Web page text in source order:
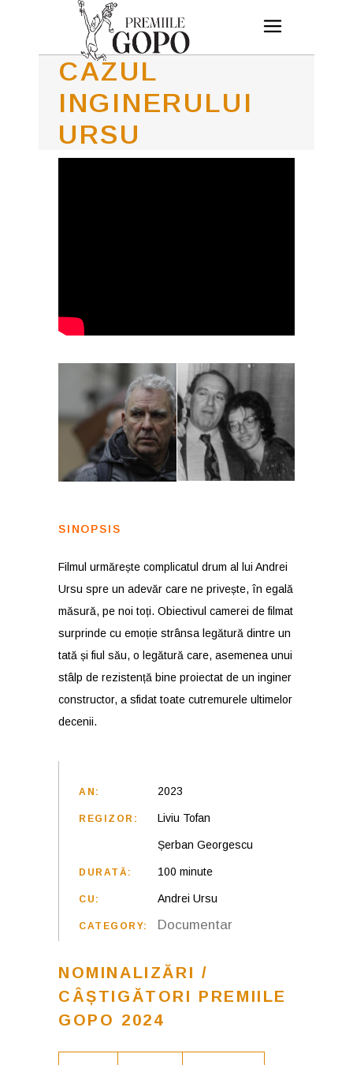
CAZUL
INGINERULUI
URSU
SINOPSIS
Filmul urmărește complicatul drum al lui Andrei
Ursu spre un adevăr care ne privește, în egală
măsură, pe noi toți. Obiectivul camerei de filmat
surprinde cu emoție strânsa legătură dintre un
tată și fiul său, o legătură care, asemenea unui
stâlp de rezistență bine proiectat de un inginer
constructor, a sfidat toate cutremurele ultimelor
decenii.
AN: 2023
REGIZOR: Liviu Tofan
Șerban Georgescu
DURATĂ: 100 minute
CU: Andrei Ursu
CATEGORY: Documentar
NOMINALIZĂRI /
CÂȘTIGĂTORI PREMIILE
GOPO 2024